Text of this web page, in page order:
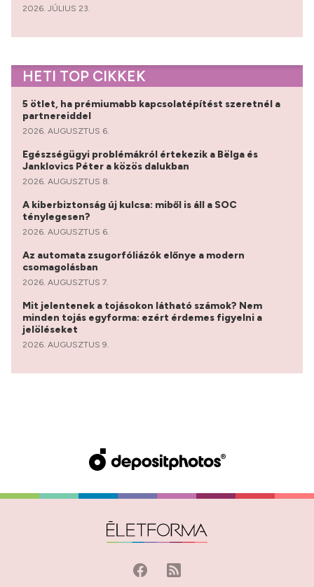
2026. JÚLIUS 23.
HETI TOP CIKKEK
5 ötlet, ha prémiumabb kapcsolatépítést szeretnél a
partnereiddel
2026. AUGUSZTUS 6.
Egészségügyi problémákról értekezik a Bëlga és
Janklovics Péter a közös dalukban
2026. AUGUSZTUS 8.
A kiberbiztonság új kulcsa: miből is áll a SOC
ténylegesen?
2026. AUGUSZTUS 6.
Az automata zsugorfóliázók előnye a modern
csomagolásban
2026. AUGUSZTUS 7.
Mit jelentenek a tojásokon látható számok? Nem
minden tojás egyforma: ezért érdemes figyelni a
jelöléseket
2026. AUGUSZTUS 9.